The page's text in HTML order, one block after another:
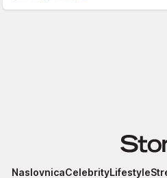
Story
NaslovnicaCelebrityLifestyle